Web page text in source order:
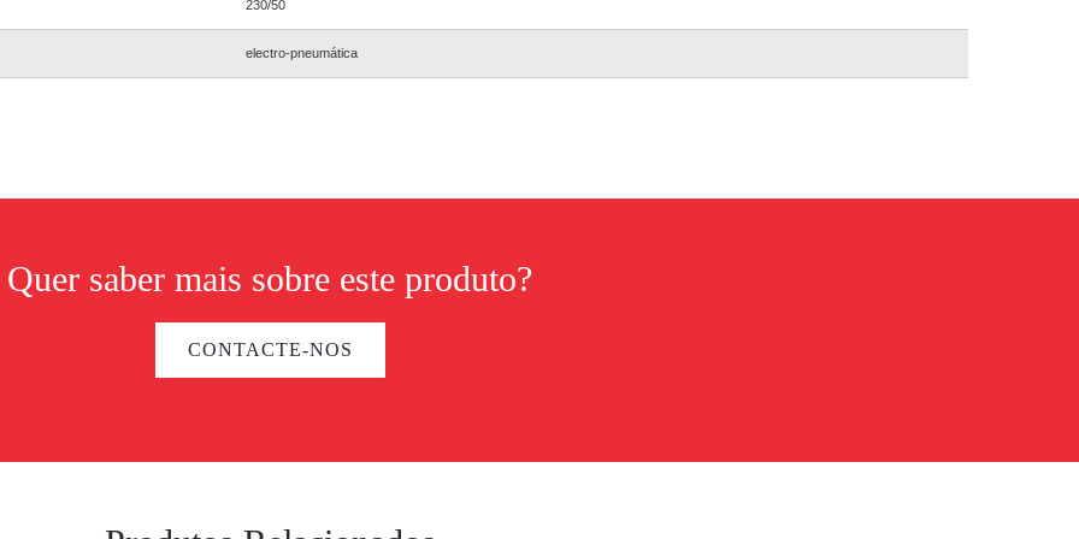
230/50
electro-pneumática
Quer saber mais sobre este produto?
CONTACTE-NOS